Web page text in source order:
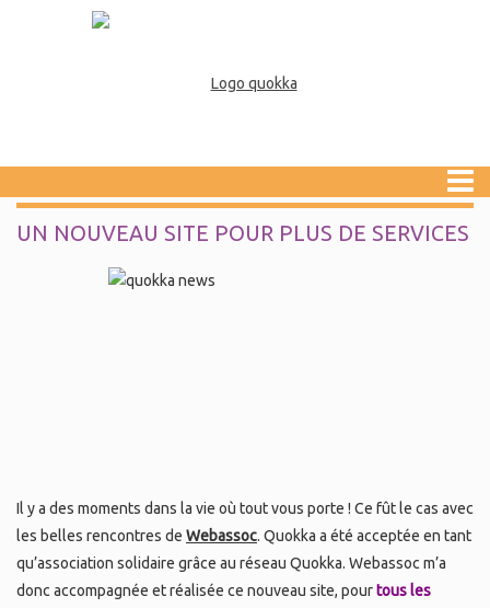
UN NOUVEAU SITE POUR PLUS DE SERVICES
Il y a des moments dans la vie où tout vous porte ! Ce fût le cas avec
les belles rencontres de Webassoc. Quokka a été acceptée en tant
qu’association solidaire grâce au réseau Quokka. Webassoc m’a
donc accompagnée et réalisée ce nouveau site, pourtous les